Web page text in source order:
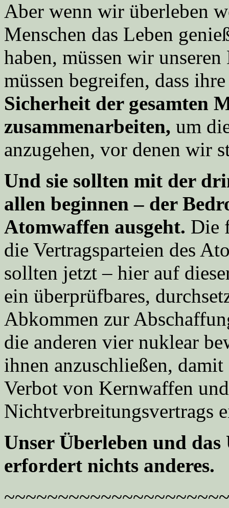
Aber wenn wir überleben
Menschen das Leben
haben, müssen wir
müssen begreifen, dass
Sicherheit der gesamten
zusammenarbeiten, um
anzugehen, vor denen wir
Und sie sollten mit der
allen beginnen – der
Atomwaffen ausgeht. Die
die Vertragsparteien des
sollten jetzt – hier auf
ein überprüfbares,
Abkommen zur
die anderen vier nuklear
ihnen anzuschließen,
Verbot von Kernwaffen
Nichtverbreitungsvertrags
Unser Überleben und
erfordert nichts anderes.